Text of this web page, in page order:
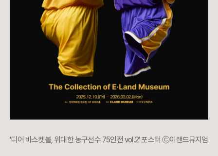
'디어 바스켓볼, 위대한 농구선수 75인전 vol.2' 포스터 ⓒ이랜드뮤지엄